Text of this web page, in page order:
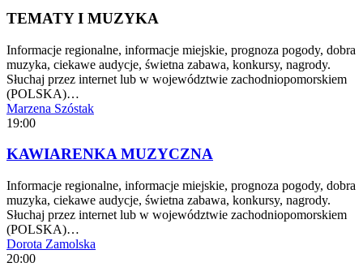
TEMATY I MUZYKA
Informacje regionalne, informacje miejskie, prognoza pogody, dobra
muzyka, ciekawe audycje, świetna zabawa, konkursy, nagrody.
Słuchaj przez internet lub w województwie zachodniopomorskiem
(POLSKA)…
Marzena Szóstak
19:00
KAWIARENKA MUZYCZNA
Informacje regionalne, informacje miejskie, prognoza pogody, dobra
muzyka, ciekawe audycje, świetna zabawa, konkursy, nagrody.
Słuchaj przez internet lub w województwie zachodniopomorskiem
(POLSKA)…
Dorota Zamolska
20:00